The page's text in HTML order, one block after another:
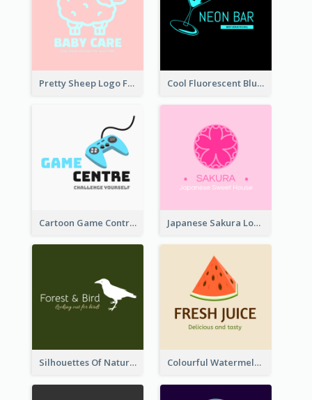
Pretty Sheep Logo For Baby Care Products Cool Fluorescent Blue Bar Logo
Cartoon Game Controller Logo Japanese Sakura Logo In Round Shape
Silhouettes Of Natural Elements Logo Colourful Watermelon Logo